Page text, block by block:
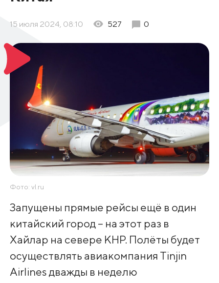
15 июля 2024, 08:10 527 0
Фото: vl.ru
Запущены прямые рейсы ещё в один
китайский город – на этот раз в
Хайлар на севере КНР. Полёты будет
осуществлять авиакомпания Tinjin
Airlines дважды в неделю